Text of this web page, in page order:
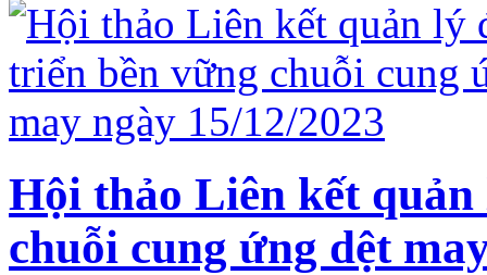
Hội thảo Liên kết
chuỗi cung ứng dệt